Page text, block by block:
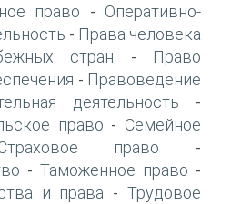
право - Оперативно-
- Права человека
стран -
Право
- Правоведение
деятельность -
право - Семейное
право -
- Таможенное право -
и права -Трудовое